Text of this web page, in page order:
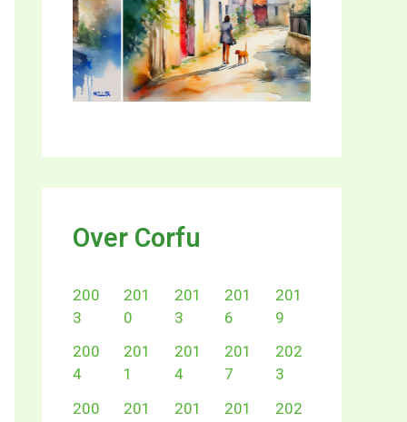
Over Corfu
200
3
200
4
200
201
0
201
1
201
201
3
201
4
201
201
6
201
7
201
201
9
202
3
202